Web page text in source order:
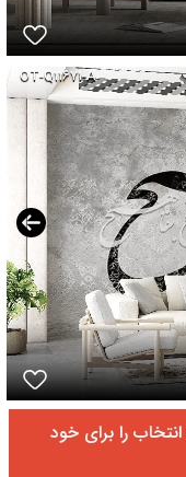
OT-Q۱۱۶۷۱-A
را برای خود